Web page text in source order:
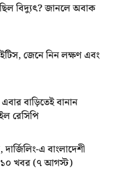
বিদ্যুৎ? জানলে অবাক
জেনে নিন লক্ষণ এবং
বাড়িতেই বানান
রেসিপি
এ বাংলাদেশী
খবর (৭ আগস্ট)